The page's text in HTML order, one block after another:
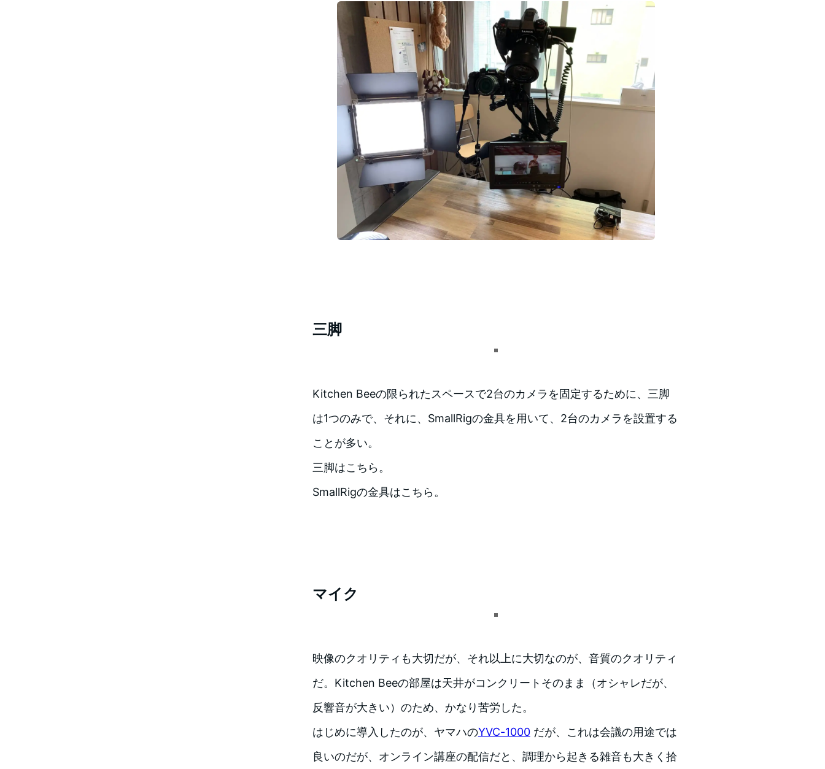
三脚
Kitchen Beeの限られたスペースで2台のカメラを固定するために、三脚
は1つのみで、それに、SmallRigの金具を用いて、2台のカメラを設置する
ことが多い。
三脚はこちら。
SmallRigの金具はこちら。
マイク
映像のクオリティも大切だが、それ以上に大切なのが、音質のクオリティ
だ。Kitchen Beeの部屋は天井がコンクリートそのまま（オシャレだが、
反響音が大きい）のため、かなり苦労した。
はじめに導入したのが、ヤマハのYVC-1000だが、これは会議の用途では
良いのだが、オンライン講座の配信だと、調理から起きる雑音も大きく拾